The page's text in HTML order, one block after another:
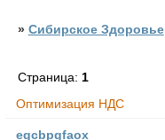
» Сибирское Здоровье
Оптимизация НДС
Страница: 1
egcbpgfaox